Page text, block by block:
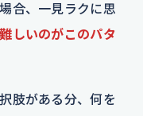
合、一見ラクに思
しいのがこのパタ
肢がある分、何を